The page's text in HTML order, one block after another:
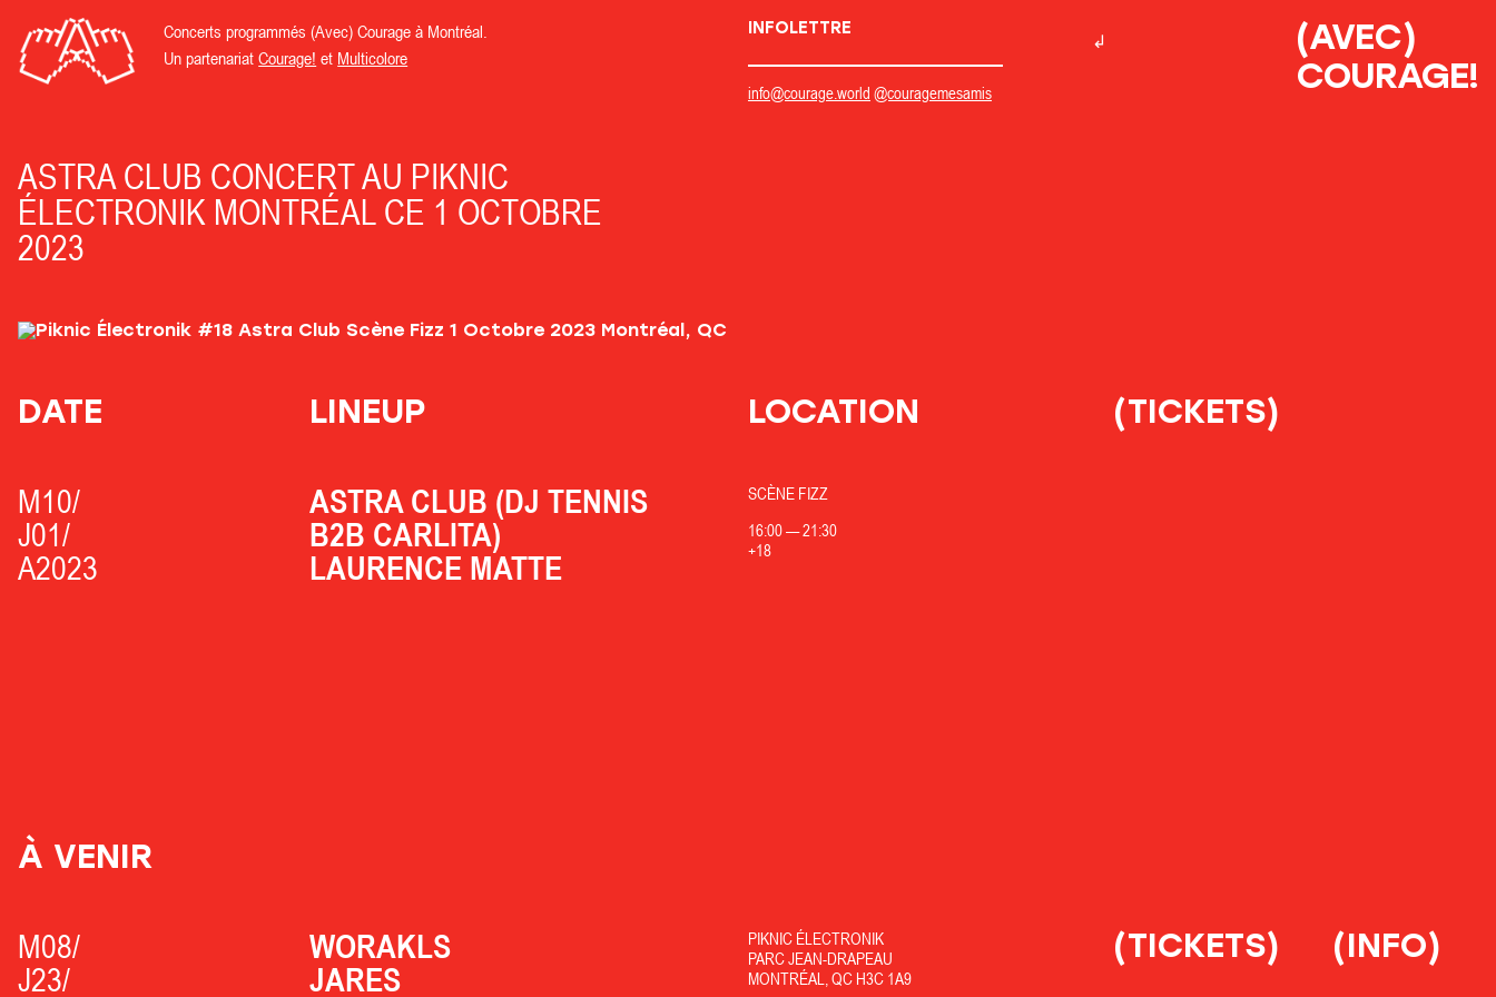
Concerts programmés (Avec) Courage à Montréal.
Un partenariatCourage! et Multicolore
INFOLETTRE
info@courage.world @couragemesamis
(AVEC)
COURAGE!
ASTRA CLUB CONCERT AU PIKNIC
ÉLECTRONIK MONTRÉAL CE 1 OCTOBRE
2023
DATE LINEUP LOCATION (TICKETS)
M10/
J01/
A2023
ASTRA CLUB (DJ TENNIS
B2B CARLITA)
LAURENCE MATTE
SCÈNE FIZZ
16:00—21:30
+18
À VENIR
M08/
J23/
WORAKLS
JARES
PIKNIC ÉLECTRONIK
PARC JEAN-DRAPEAU
MONTRÉAL, QC H3C 1A9
(TICKETS) (INFO)